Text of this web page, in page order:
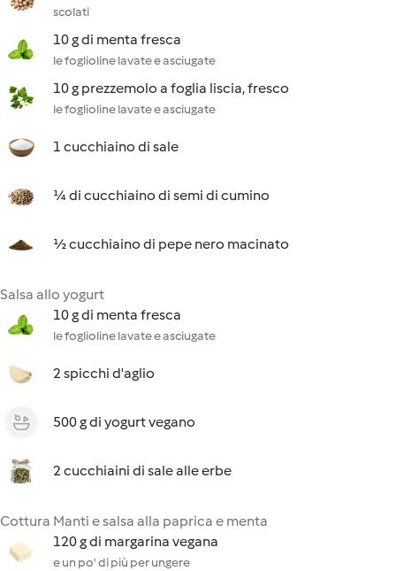
scolati
10 g di menta fresca
le foglioline lavate e asciugate
10 g prezzemolo a foglia liscia, fresco
le foglioline lavate e asciugate
1 cucchiaino di sale
¼ di cucchiaino di semi di cumino
½ cucchiaino di pepe nero macinato
Salsa allo yogurt
10 g di menta fresca
le foglioline lavate e asciugate
2 spicchi d'aglio
500 g di yogurt vegano
2 cucchiaini di sale alle erbe
Cottura Manti e salsa alla paprica e menta
120 g di margarina vegana
e un po' di più per ungere